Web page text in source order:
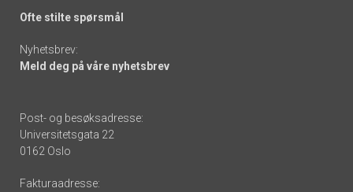
Ofte stilte spørsmål
Nyhetsbrev:
Meld deg på våre nyhetsbrev
Post- og besøksadresse:
Universitetsgata 22
0162 Oslo
Fakturaadresse: